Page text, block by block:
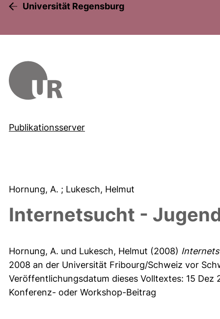
Universität Regensburg
Publikationsserver
Hornung, A. ; Lukesch, Helmut
Internetsucht -
Hornung, A. und Lukesch, Helmut (2008)
2008 an der Universität Fribourg/Schweiz vor
Veröffentlichungsdatum dieses Volltextes: 15 Dez
Konferenz- oder Workshop-Beitrag